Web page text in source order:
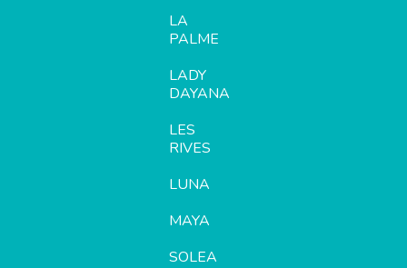
LA
PALME
LADY
DAYANA
LES
RIVES
LUNA
MAYA
SOLEA